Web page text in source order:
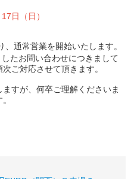
日（日）
通常営業を開始いたします。
たお問い合わせにつきまして
ご対応させて頂きます。
すが、何卒ご理解くださいま